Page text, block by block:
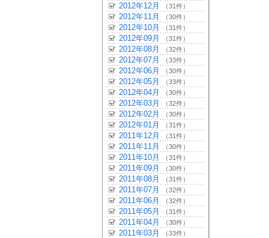
2012年12月 （31件）
2012年11月 （30件）
2012年10月 （31件）
2012年09月 （31件）
2012年08月 （32件）
2012年07月 （33件）
2012年06月 （30件）
2012年05月 （33件）
2012年04月 （30件）
2012年03月 （32件）
2012年02月 （30件）
2012年01月 （31件）
2011年12月 （31件）
2011年11月 （30件）
2011年10月 （31件）
2011年09月 （30件）
2011年08月 （31件）
2011年07月 （32件）
2011年06月 （32件）
2011年05月 （31件）
2011年04月 （30件）
2011年03月 （33件）